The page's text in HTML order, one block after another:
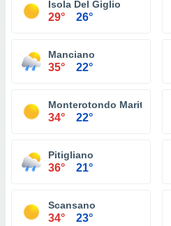
Isola Del Giglio
29° 26°
Manciano
35° 22°
Monterotondo Marittimo
34° 22°
Pitigliano
36° 21°
Scansano
34° 23°